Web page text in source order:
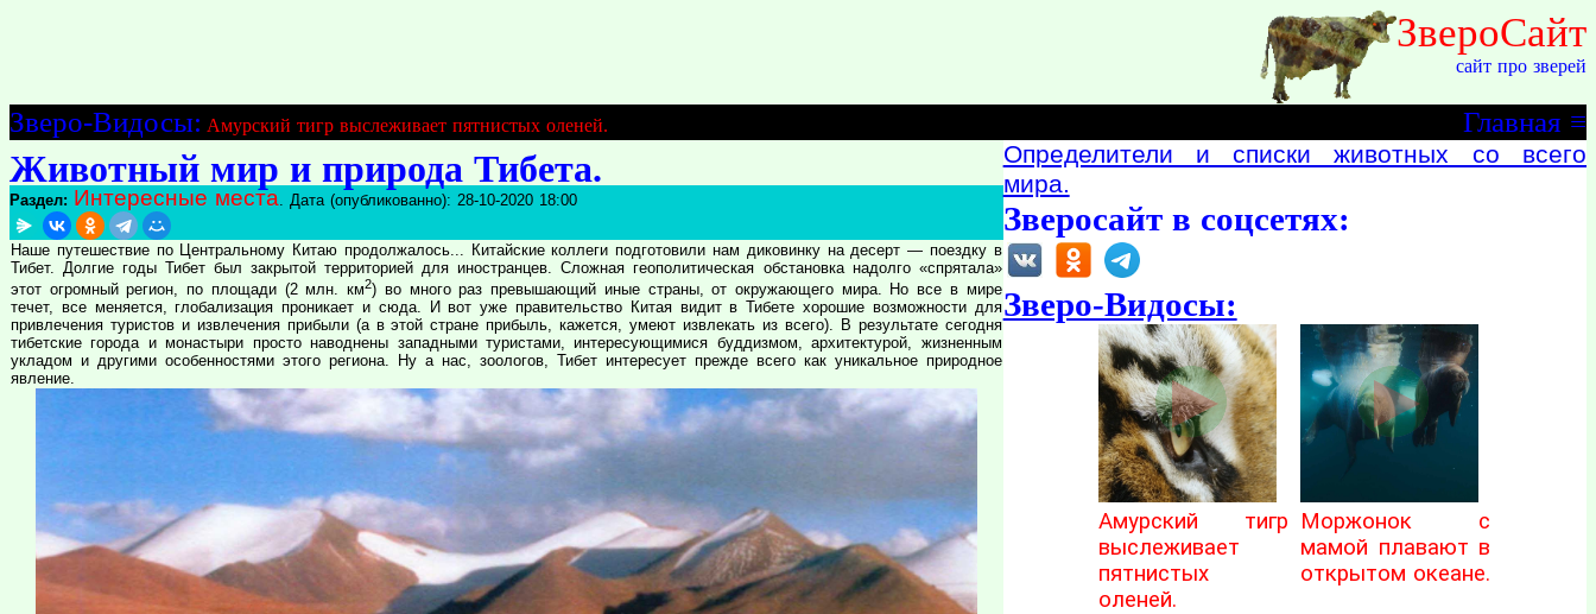
ЗвероСайт
сайт про зверей
≡
Главная
Зверо-Видосы: Амурский тигр выслеживает пятнистых оленей.
Животный мир и природа Тибета.
Раздел: Интересные места. Дата (опубликованно): 28-10-2020 18:00
Наше путешествие по Центральному Китаю продолжалось... Китайские коллеги подготовили нам диковинку на десерт — поездку в
Тибет. Долгие годы Тибет был закрытой территорией для иностранцев. Сложная геополитическая обстановка надолго «спрятала»
этот огромный регион, по площади (2 млн. км2) во много раз превышающий иные страны, от окружающего мира. Но все в мире
течет, все меняется, глобализация проникает и сюда. И вот уже правительство Китая видит в Тибете хорошие возможности для
привлечения туристов и извлечения прибыли (а в этой стране прибыль, кажется, умеют извлекать из всего). В результате сегодня
тибетские города и монастыри просто наводнены западными туристами, интересующимися буддизмом, архитектурой, жизненным
укладом и другими особенностями этого региона. Ну а нас, зоологов, Тибет интересует прежде всего как уникальное природное
явление.
Определители и списки животных со всего
мира.
Зверосайт в соцсетях:
Зверо-Видосы:
Амурский тигр
выслеживает
пятнистых
оленей.
Моржонок с
мамой плавают в
открытом океане.